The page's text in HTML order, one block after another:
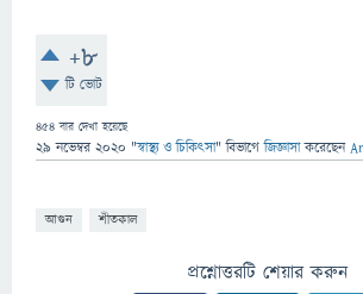
+8
টি ভোট
454 বার দেখা হয়েছে
29 নভেম্বর 2020 "স্বাস্থ্য ও চিকিৎসা" বিভাগে জিজ্ঞাসাকরেছেন
আগুন শীতকাল
প্রশ্নোত্তরটি শেয়ার করুন